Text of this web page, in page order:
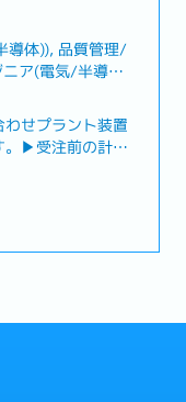
導体)), 品質管理/
ア(電気/半導
務/業務工程師(エ
導体)エンジニ
・機械設計, 電子
ルスエンジニ
その他(機械)エ
わせプラント装置
。▶受注前の計画
検討、物量積
、仕様書作成、
客向けに最適な
牽引するプロセ
後の設計業務・
案件の設計リー
トできるエンジ
て出張が月1～2